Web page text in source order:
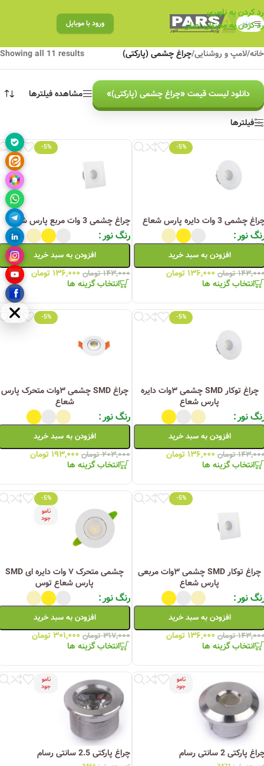
رد کردن به ناوبری
رد کردن به محتوای اصلی
منو ورود با موبایل
خانه/لامپ و روشنایی/چراغ چشمی (پارکتی) Showing all 11 results
دانلود لیست قیمت «چراغ چشمی (پارکتی)» مشاهده فیلترها
فیلترها
-5%
چشمی 3 وات دایره پارس شعاع
نور
افزودن به سبد خرید
تومان ۱۳۶,۰۰۰ تومان
انتخاب گزینه ها
-5%
چراغ چشمی 3 وات مربع پارس شعاع
رنگ نور
افزودن به سبد خرید
۱۴۳,۰۰۰ تومان ۱۳۶,۰۰۰ تومان
انتخاب گزینه ها
-5%
چراغ توکار SMD چشمی ۳وات دایره
پارس شعاع
نور
افزودن به سبد خرید
تومان ۱۳۶,۰۰۰ تومان
انتخاب گزینه ها
-5%
چراغ SMD چشمی ۳وات متحرک پارس
شعاع
رنگ نور
افزودن به سبد خرید
۲۰۳,۰۰۰ تومان ۱۹۳,۰۰۰ تومان
انتخاب گزینه ها
-5%
چراغ توکار SMD چشمی ۳وات مربعی
پارس شعاع
نور
افزودن به سبد خرید
تومان ۱۳۶,۰۰۰ تومان
انتخاب گزینه ها
-5%
نامو
جود
چشمی متحرک ۷ وات دایره ای SMD
پارس شعاع توس
رنگ نور
افزودن به سبد خرید
۳۱۷,۰۰۰ تومان ۳۰۱,۰۰۰ تومان
انتخاب گزینه ها
نامو
جود
پارکتی 2 سانتی رسام
نامو
جود
چراغ پارکتی 2.5 سانتی رسام